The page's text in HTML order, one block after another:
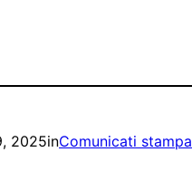
2025inComunicati stampa